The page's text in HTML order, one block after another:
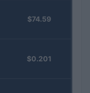
$74.59
$0.201